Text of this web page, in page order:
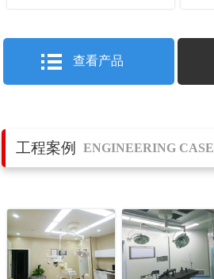
查看产品
工程案例 ENGINEERING CASE